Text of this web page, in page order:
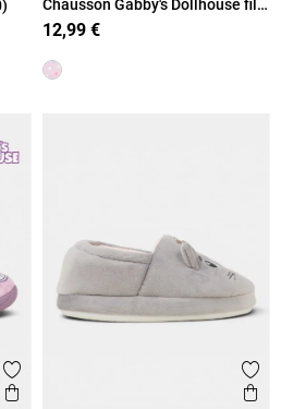
Chausson Gabby's Dollhouse fille
(24-30)
12,99 €
Ajouter aux favoris
Aperçu rapide